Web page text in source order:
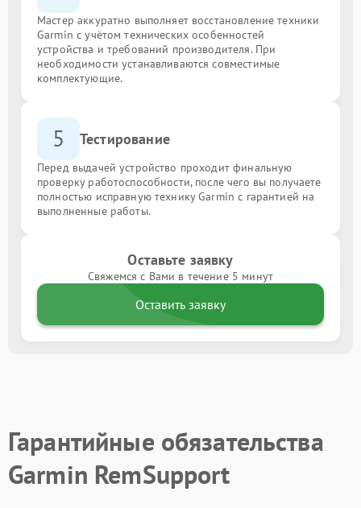
Мастер аккуратно выполняет восстановление техники
Garmin с учётом технических особенностей
устройства и требований производителя. При
необходимости устанавливаются совместимые
комплектующие.
5 Тестирование
Перед выдачей устройство проходит финальную
проверку работоспособности, после чего вы получаете
полностью исправную технику Garmin с гарантией на
выполненные работы.
Оставьте заявку
Свяжемся с Вами в течение 5 минут
Оставить заявку
Гарантийные обязательства
Garmin RemSupport